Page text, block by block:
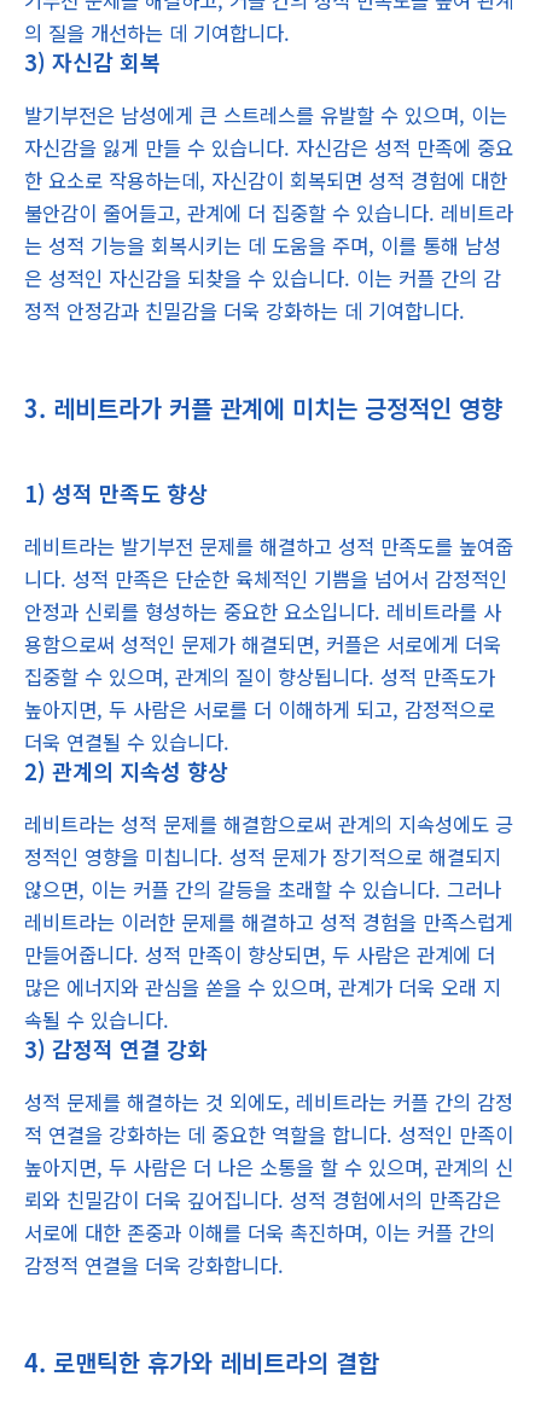
의 질을 개선하는 데 기여합니다.
3) 자신감 회복
발기부전은 남성에게 큰 스트레스를 유발할 수 있으며, 이는
자신감을 잃게 만들 수 있습니다. 자신감은 성적 만족에 중요
한 요소로 작용하는데, 자신감이 회복되면 성적 경험에 대한
불안감이 줄어들고, 관계에 더 집중할 수 있습니다. 레비트라
는 성적 기능을 회복시키는 데 도움을 주며, 이를 통해 남성
은 성적인 자신감을 되찾을 수 있습니다. 이는 커플 간의 감
정적 안정감과 친밀감을 더욱 강화하는 데 기여합니다.
3. 레비트라가 커플 관계에 미치는 긍정적인 영향
1) 성적 만족도 향상
레비트라는 발기부전 문제를 해결하고 성적 만족도를 높여줍
니다. 성적 만족은 단순한 육체적인 기쁨을 넘어서 감정적인
안정과 신뢰를 형성하는 중요한 요소입니다. 레비트라를 사
용함으로써 성적인 문제가 해결되면, 커플은 서로에게 더욱
집중할 수 있으며, 관계의 질이 향상됩니다. 성적 만족도가
높아지면, 두 사람은 서로를 더 이해하게 되고, 감정적으로
더욱 연결될 수 있습니다.
2) 관계의 지속성 향상
레비트라는 성적 문제를 해결함으로써 관계의 지속성에도 긍
정적인 영향을 미칩니다. 성적 문제가 장기적으로 해결되지
않으면, 이는 커플 간의 갈등을 초래할 수 있습니다. 그러나
레비트라는 이러한 문제를 해결하고 성적 경험을 만족스럽게
만들어줍니다. 성적 만족이 향상되면, 두 사람은 관계에 더
많은 에너지와 관심을 쏟을 수 있으며, 관계가 더욱 오래 지
속될 수 있습니다.
3) 감정적 연결 강화
성적 문제를 해결하는 것 외에도, 레비트라는 커플 간의 감정
적 연결을 강화하는 데 중요한 역할을 합니다. 성적인 만족이
높아지면, 두 사람은 더 나은 소통을 할 수 있으며, 관계의 신
뢰와 친밀감이 더욱 깊어집니다. 성적 경험에서의 만족감은
서로에 대한 존중과 이해를 더욱 촉진하며, 이는 커플 간의
감정적 연결을 더욱 강화합니다.
4. 로맨틱한 휴가와 레비트라의 결합